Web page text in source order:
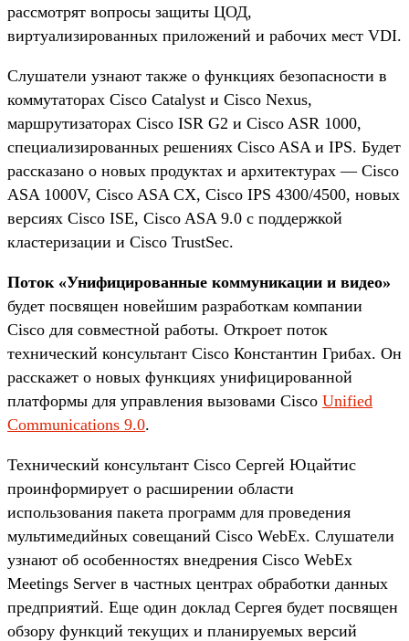
рассмотрят вопросы защиты ЦОД,
виртуализированных приложений и рабочих мест VDI.
Cлушатели узнают также о функциях безопасности в
коммутаторах Cisco Catalyst и Cisco Nexus,
маршрутизаторах Cisco ISR G2 и Cisco ASR 1000,
специализированных решениях Cisco ASA и IPS. Будет
рассказано о новых продуктах и архитектурах — Cisco
ASA 1000V, Cisco ASA CX, Cisco IPS 4300/4500, новых
версиях Cisco ISE, Cisco ASA 9.0 c поддержкой
кластеризации и Cisco TrustSec.
Поток «Унифицированные коммуникации и видео»
будет посвящен новейшим разработкам компании
Cisco для совместной работы. Откроет поток
технический консультант Cisco Константин Грибах. Он
расскажет о новых функциях унифицированной
платформы для управления вызовами Cisco Unified
Communications 9.0.
Технический консультант Cisco Сергей Юцайтис
проинформирует о расширении области
использования пакета программ для проведения
мультимедийных совещаний Cisco WebEx. Слушатели
узнают об особенностях внедрения Cisco WebEx
Meetings Server в частных центрах обработки данных
предприятий. Еще один доклад Сергея будет посвящен
обзору функций текущих и планируемых версий